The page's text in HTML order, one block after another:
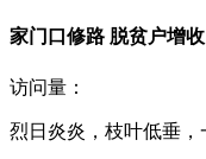
家门口修路 脱贫户增收
访问量：
烈日炎炎，枝叶低垂，